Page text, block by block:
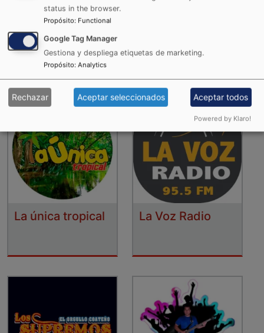
La Karibeña
La única tropical La Voz Radio
status in the browser.
Propósito: Functional
Google Tag Manager
Gestiona y despliega etiquetas de marketing.
Propósito: Analytics
Rechazar Aceptar seleccionados Aceptar todos
Powered by Klaro!